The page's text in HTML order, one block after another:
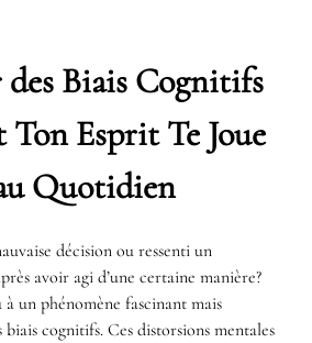
Biais Cognitifs
Ton Esprit Te Joue
Quotidien
décision ou ressenti un
avoir agi d’une certaine manière?
un phénomène fascinant mais
cognitifs. Ces distorsions mentales